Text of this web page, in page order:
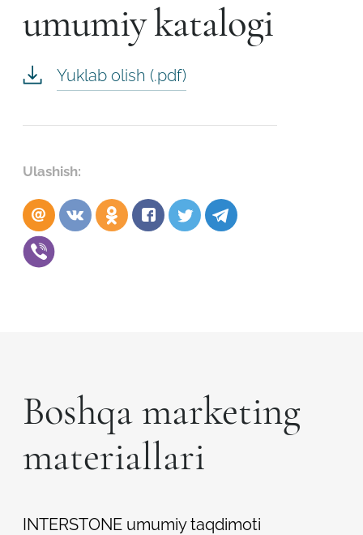
umumiy katalogi
Yuklab olish (.pdf)
Ulashish:
Boshqa marketing
materiallari
INTERSTONE umumiy taqdimoti
Toshga ishlov
Dizayner
Robot emasligingizni tasdiqlang
Robot emasligingizni tasdiqlang